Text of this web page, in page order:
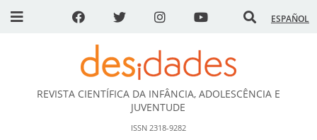
ESPAÑOL
DESidades
REVISTA CIENTÍFICA DA INFÂNCIA, ADOLESCÊNCIA E
JUVENTUDE
ISSN 2318-9282